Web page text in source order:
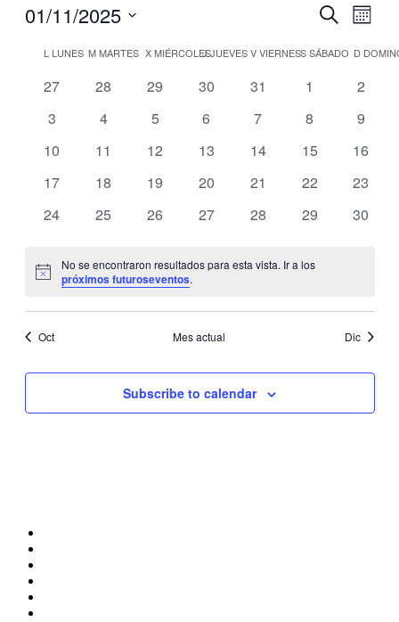
y
vistas
de
Buscar
de
de
Mes
01/11/2025
fecha.
Calendario
de
Eventos
L LUNES MMARTES XMIÉRCOLES
JJUEVESVVIERNESSSÁBADO D
0
27
0
28
0
29
0
30
0
31
0
1
0
2
0
3
0
4
0
5
0
6
0
7
0
8
0
9
0
10
0
11
0
12
0
13
0
14
0
15
0
16
0
17
0
18
0
19
0
20
0
21
0
22
0
23
0
24
0
25
0
26
0
27
0
28
0
29
0
30
Notice
No se encontraron resultados para esta vista. Ir a los
próximos futuroseventos.
Oct Mes actual Dic
Subscribe to calendar